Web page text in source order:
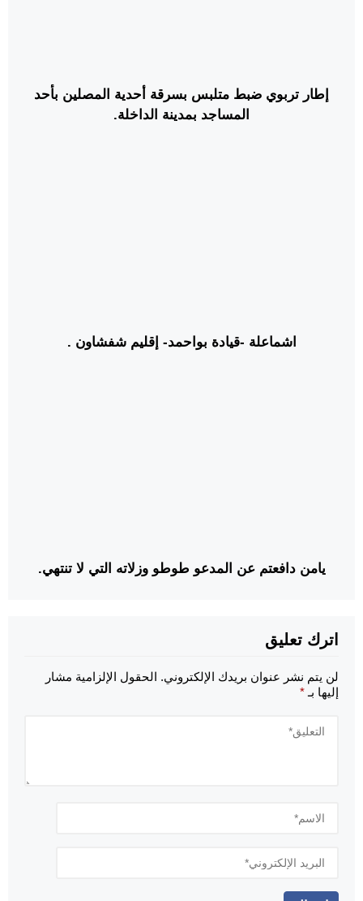
إطار تربوي ضبط متلبس بسرقة أحدية المصلين بأحد
المساجد بمدينة الداخلة.
اشماعلة -قيادة بواحمد- إقليم شفشاون .
يامن دافعتم عن المدعو طوطو وزلاته التي لا تنتهي.
اترك تعليق
لن يتم نشر عنوان بريدك الإلكتروني. الحقول الإلزامية مشار
إليها بـ *